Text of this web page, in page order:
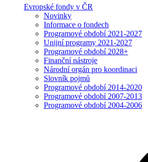
Evropské fondy v ČR
Novinky
Informace o fondech
Programové období 2021-2027
Unijní programy 2021-2027
Programové období 2028+
Finanční nástroje
Národní orgán pro koordinaci
Slovník pojmů
Programové období 2014-2020
Programové období 2007-2013
Programové období 2004-2006